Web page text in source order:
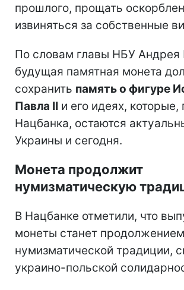
прошлого, прощать
извиняться за собственные
По словам главы НБУ
будущая памятная монета
сохранить память о фигуре
Павла II и его идеях, которые,
Нацбанка, остаются
Украины и сегодня.
Монета продолжит
нумизматическую
В Нацбанке отметили, что
монеты станет продолжением
нумизматической традиции,
украино-польской